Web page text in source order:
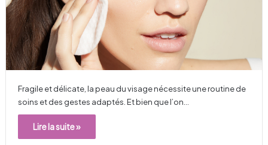
Fragile et délicate, la peau du visage nécessite une routine de
soins et des gestes adaptés. Et bien que l’on…
Lire la suite »